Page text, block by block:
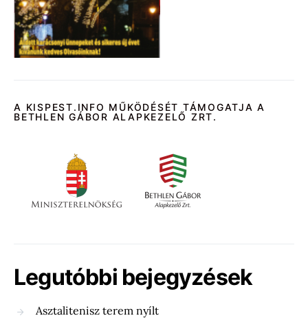
A KISPEST.INFO MŰKÖDÉSÉT TÁMOGATJA A
BETHLEN GÁBOR ALAPKEZELŐ ZRT.
Legutóbbi bejegyzések
Asztalitenisz terem nyílt